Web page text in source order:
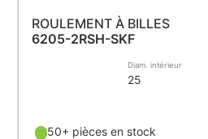
ROULEMENT À BILLES
6205-2RSH-SKF
Diam. intérieur
25
50+ pièces en stock